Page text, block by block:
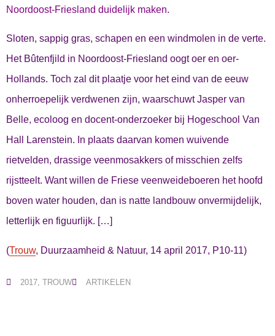
Noordoost-Friesland duidelijk maken.
Sloten, sappig gras, schapen en een windmolen in de verte.
Het Bûtenfjild in Noordoost-Friesland oogt oer en oer-
Hollands. Toch zal dit plaatje voor het eind van de eeuw
onherroepelijk verdwenen zijn, waarschuwt Jasper van
Belle, ecoloog en docent-onderzoeker bij Hogeschool Van
Hall Larenstein. In plaats daarvan komen wuivende
rietvelden, drassige veenmosakkers of misschien zelfs
rijstteelt. Want willen de Friese veenweideboeren het hoofd
boven water houden, dan is natte landbouw onvermijdelijk,
letterlijk en figuurlijk. […]
(Trouw, Duurzaamheid & Natuur, 14 april 2017, P10-11)
2017, TROUW ARTIKELEN